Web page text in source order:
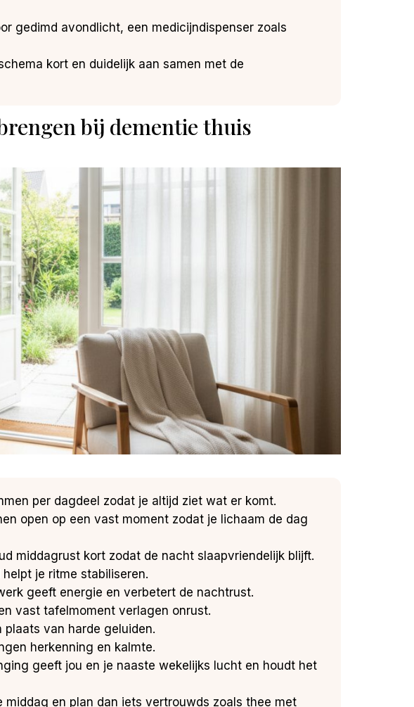
gedimd avondlicht, een medicijndispenser zoals
kort en duidelijk aan samen met de
bij dementie thuis
per dagdeel zodat je altijd ziet wat er komt.
open op een vast moment zodat je lichaam de dag
middagrust kort zodat de nacht slaapvriendelijk blijft.
je ritme stabiliseren.
geeft energie en verbetert de nachtrust.
vast tafelmoment verlagen onrust.
van harde geluiden.
herkenning en kalmte.
geeft jou en je naaste wekelijks lucht en houdt het
middag en plan dan iets vertrouwds zoals thee met